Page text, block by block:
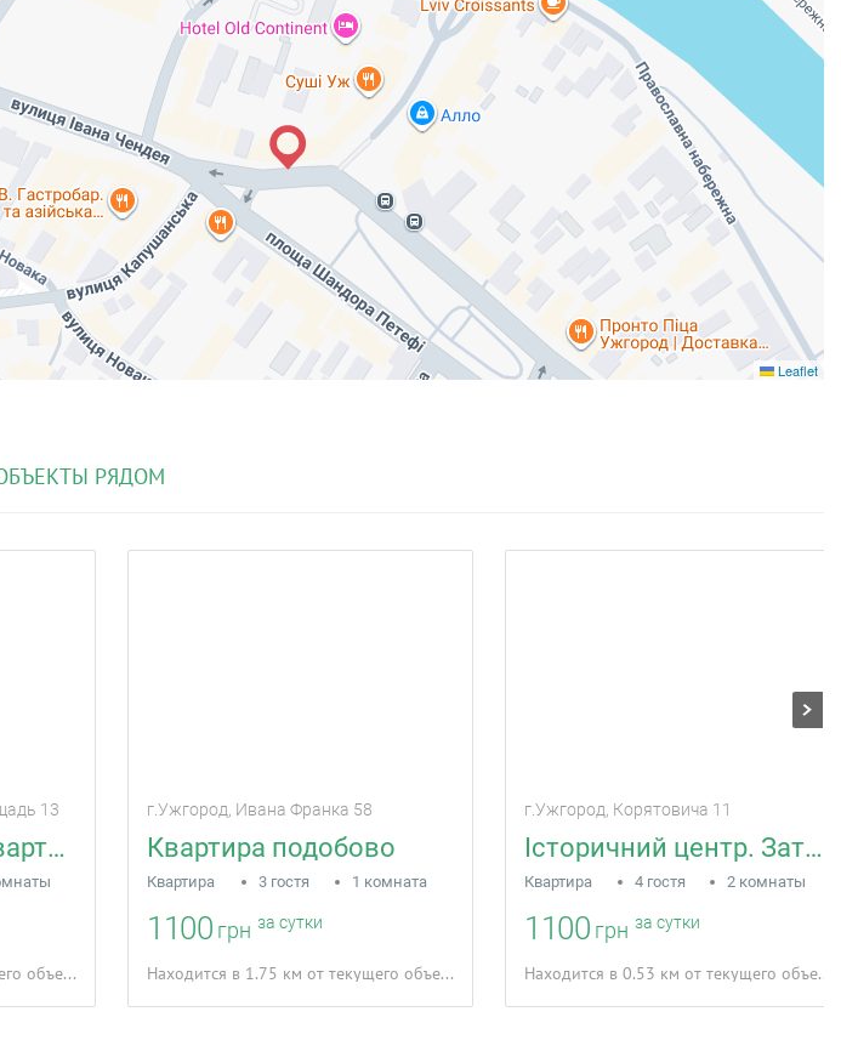
Leaflet
БЪЕКТЫ РЯДОМ
13
Двухкомнатная квартира на Театральной Пл
Находится в 0.34 км от текущего объекта
г.Ужгород, Ивана Франка 58
Квартира подобово
Квартира 3 гостя 1 комната
1100 грн за сутки
Находится в 1.75 км от текущего объекта
г.Ужгород, Корятовича 11
Історичний центр. Затишна двокімнатна
Квартира 4 гостя 2 комнаты
1100 грн за сутки
Находится в 0.53 км от текущего объекта